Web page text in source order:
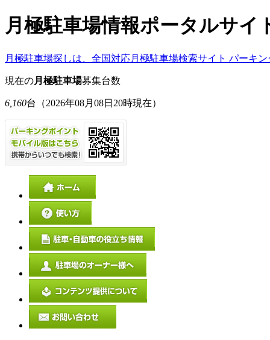
月極駐車場情報ポータルサイ
月極駐車場探しは、全国対応月極駐車場検索サイト パーキン
現在の月極駐車場募集台数
6,160台 （2026年08月08日20時現在）